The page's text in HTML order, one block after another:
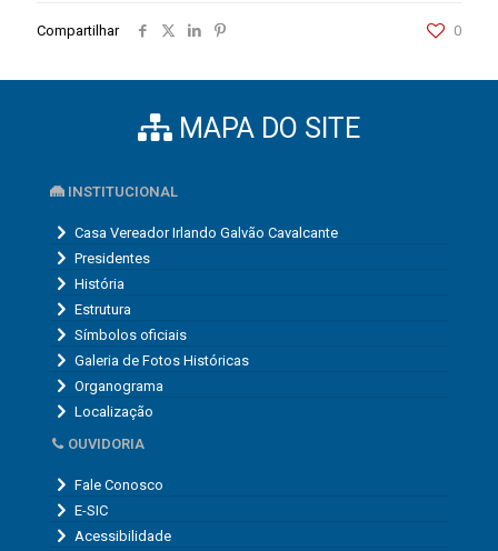
Compartilhar 0
MAPA DO SITE
INSTITUCIONAL
Casa Vereador Irlando Galvão Cavalcante
Presidentes
História
Estrutura
Símbolos oficiais
Galeria de Fotos Históricas
Organograma
Localização
OUVIDORIA
Fale Conosco
E-SIC
Acessibilidade